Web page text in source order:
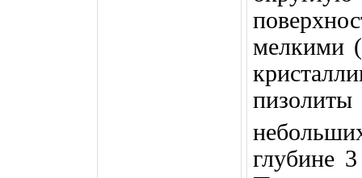
мелкими
пизолиты
глубине